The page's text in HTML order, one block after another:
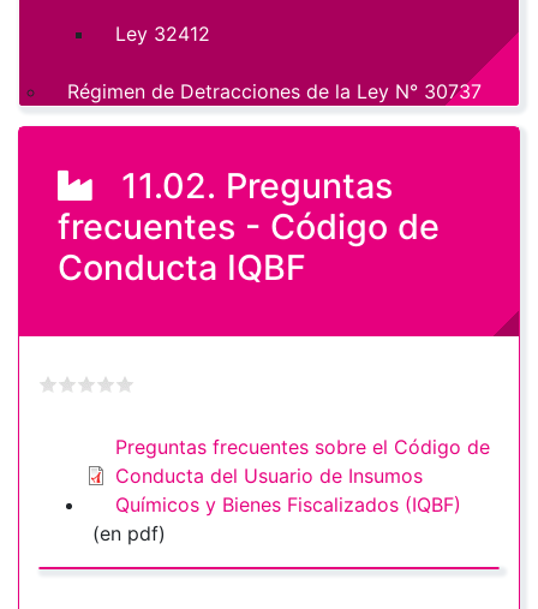
11.02. Preguntas
frecuentes - Código de
Conducta IQBF
Preguntas frecuentes sobre el Código de
Conducta del Usuario de Insumos
Químicos y Bienes Fiscalizados (IQBF)
(en pdf)
Ley 32412
Régimen de Detracciones de la Ley N° 30737